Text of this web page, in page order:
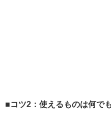
■コツ2：使えるものは何で